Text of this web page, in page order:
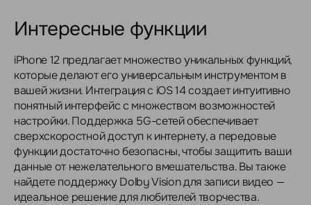
Интересные функции
iPhone 12 предлагает множество уникальных функций,
которые делают его универсальным инструментом в
вашей жизни. Интеграция с iOS 14 создает интуитивно
понятный интерфейс с множеством возможностей
настройки. Поддержка 5G-сетей обеспечивает
сверхскоростной доступ к интернету, а передовые
функции достаточно безопасны, чтобы защитить ваши
данные от нежелательного вмешательства. Вы также
найдете поддержку Dolby Vision для записи видео —
идеальное решение для любителей творчества.